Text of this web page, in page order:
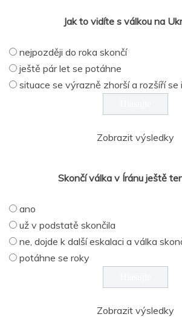
Jak to vidíte s válkou na
nejpozději do roka skončí
ještě pár let se potáhne
situace se výrazně zhorší a rozšíří se
Zobrazit výsledky
Skončí válka v Íránu ještě
ano
už v podstatě skončila
ne, dojde k další eskalaci a válka
potáhne se roky
Zobrazit výsledky